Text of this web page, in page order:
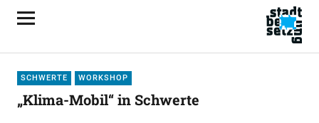
SCHWERTE WORKSHOP
„Klima-Mobil“ in Schwerte